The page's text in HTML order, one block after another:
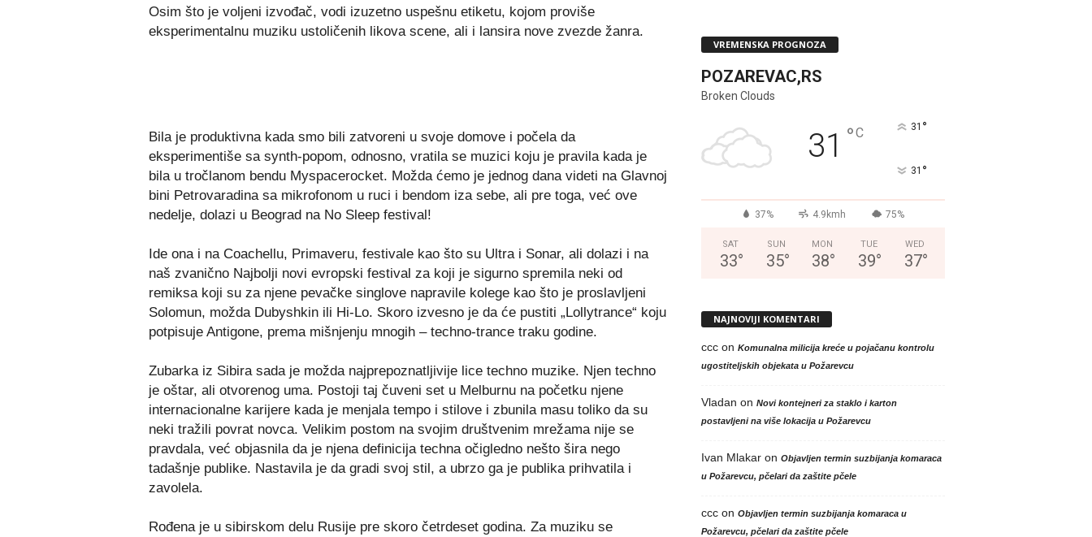
Osim što je voljeni izvođač, vodi izuzetno uspešnu etiketu, kojom proviše
eksperimentalnu muziku ustoličenih likova scene, ali i lansira nove zvezde žanra.
Bila je produktivna kada smo bili zatvoreni u svoje domove i počela da
eksperimentiše sa synth-popom, odnosno, vratila se muzici koju je pravila kada je
bila u tročlanom bendu Myspacerocket. Možda ćemo je jednog dana videti na Glavnoj
bini Petrovaradina sa mikrofonom u ruci i bendom iza sebe, ali pre toga, već ove
nedelje, dolazi u Beograd na No Sleep festival!
Ide ona i na Coachellu, Primaveru, festivale kao što su Ultra i Sonar, ali dolazi i na
naš zvanično Najbolji novi evropski festival za koji je sigurno spremila neki od
remiksa koji su za njene pevačke singlove napravile kolege kao što je proslavljeni
Solomun, možda Dubyshkin ili Hi-Lo. Skoro izvesno je da će pustiti „Lollytrance“ koju
potpisuje Antigone, prema mišnjenju mnogih – techno-trance traku godine.
Zubarka iz Sibira sada je možda najprepoznatljivije lice techno muzike. Njen techno
je oštar, ali otvorenog uma. Postoji taj čuveni set u Melburnu na početku njene
internacionalne karijere kada je menjala tempo i stilove i zbunila masu toliko da su
neki tražili povrat novca. Velikim postom na svojim društvenim mrežama nije se
pravdala, već objasnila da je njena definicija techna očigledno nešto šira nego
tadašnje publike. Nastavila je da gradi svoj stil, a ubrzo ga je publika prihvatila i
zavolela.
Rođena je u sibirskom delu Rusije pre skoro četrdeset godina. Za muziku se
VREMENSKA PROGNOZA
POZAREVAC,RS
Broken Clouds
31 °C 31 °
31 °
37% 4.9kmh 75%
SAT
33°
SUN
35°
MON
38°
TUE
39°
WED
37°
NAJNOVIJI KOMENTARI
cccon Komunalna milicija kreće u pojačanu kontrolu
ugostiteljskih objekata u Požarevcu
Vladan on Novi kontejneri za staklo i karton
postavljeni na više lokacija u Požarevcu
Ivan Mlakaron Objavljen termin suzbijanja komaraca
u Požarevcu, pčelari da zaštite pčele
cccon Objavljen termin suzbijanja komaraca u
Požarevcu, pčelari da zaštite pčele